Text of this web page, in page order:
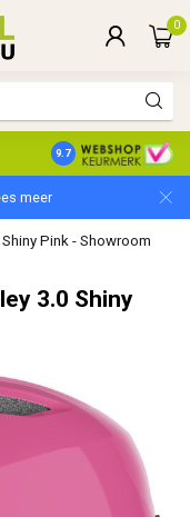
0
2 Jaar Garantie
9.7
meer
Pink - Showroom
3.0 Shiny